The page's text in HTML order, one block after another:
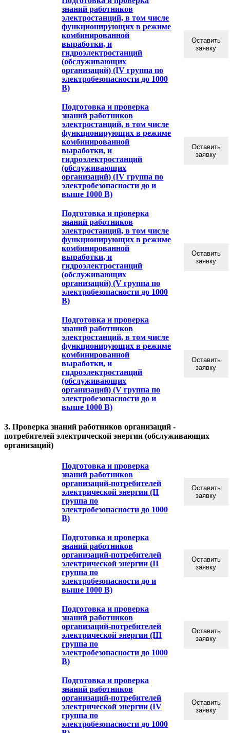
знаний работников
электростанций, в том числе
функционирующих в режиме
комбинированной
выработки, и
гидроэлектростанций
(обслуживающих
организаций) (IV группа по
электробезопасности до 1000
В)
Оставить
заявку
Подготовка и проверка
знаний работников
электростанций, в том числе
функционирующих в режиме
комбинированной
выработки, и
гидроэлектростанций
(обслуживающих
организаций) (IV группа по
электробезопасности до и
выше 1000 В)
Оставить
заявку
Подготовка и проверка
знаний работников
электростанций, в том числе
функционирующих в режиме
комбинированной
выработки, и
гидроэлектростанций
(обслуживающих
организаций) (V группа по
электробезопасности до 1000
В)
Оставить
заявку
Подготовка и проверка
знаний работников
электростанций, в том числе
функционирующих в режиме
комбинированной
выработки, и
гидроэлектростанций
(обслуживающих
организаций) (V группа по
электробезопасности до и
выше 1000 В)
Оставить
заявку
3. Проверка знаний работников организаций -
потребителей электрической энергии (обслуживающих
организаций)
Подготовка и проверка
знаний работников
организаций-потребителей
электрической энергии (II
группа по
электробезопасности до 1000
В)
Оставить
заявку
Подготовка и проверка
знаний работников
организаций-потребителей
электрической энергии (II
группа по
электробезопасности до и
выше 1000 В)
Оставить
заявку
Подготовка и проверка
знаний работников
организаций-потребителей
электрической энергии (III
группа по
электробезопасности до 1000
В)
Оставить
заявку
Подготовка и проверка
знаний работников
организаций-потребителей
электрической энергии (IV
группа по
электробезопасности до 1000
Оставить
заявку